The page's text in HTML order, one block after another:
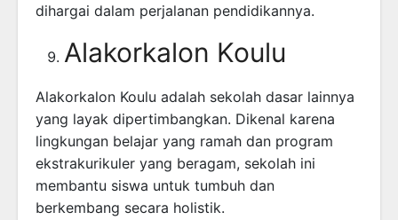
dihargai dalam perjalanan pendidikannya.
Alakorkalon Koulu
Alakorkalon Koulu adalah sekolah dasar lainnya
yang layak dipertimbangkan. Dikenal karena
lingkungan belajar yang ramah dan program
ekstrakurikuler yang beragam, sekolah ini
membantu siswa untuk tumbuh dan
berkembang secara holistik.